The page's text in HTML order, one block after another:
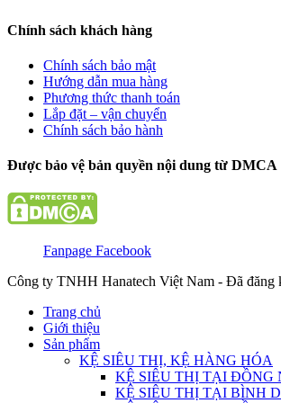
Chính sách khách hàng
Chính sách bảo mật
Hướng dẫn mua hàng
Phương thức thanh toán
Lắp đặt – vận chuyển
Chính sách bảo hành
Được bảo vệ bản quyền nội dung từ DMCA
Fanpage Facebook
Công ty TNHH Hanatech Việt Nam - Đã đăng
Trang chủ
Giới thiệu
Sản phẩm
KỆ SIÊU THỊ, KỆ HÀNG HÓA
KỆ SIÊU THỊ TẠI ĐỒNG
KỆ SIÊU THỊ TẠI BÌNH